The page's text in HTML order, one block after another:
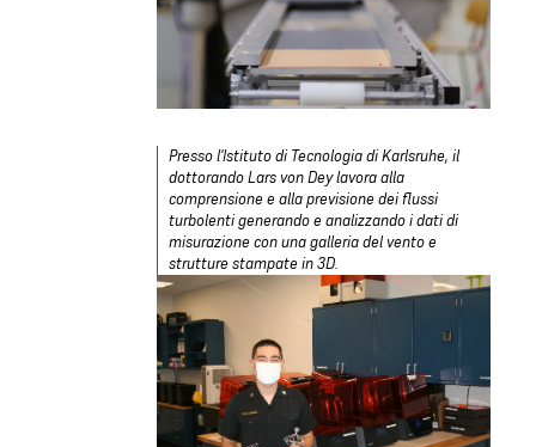
Presso l'Istituto di Tecnologia di Karlsruhe, il
dottorando Lars von Dey lavora alla
comprensione e alla previsione dei flussi
turbolenti generando e analizzando i dati di
misurazione con una galleria del vento e
strutture stampate in 3D.